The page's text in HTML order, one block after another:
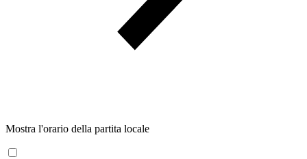
Mostra l'orario della partita locale